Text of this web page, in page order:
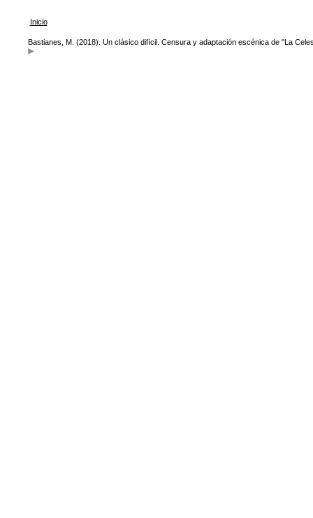
Inicio
Bastianes, M. (2018). Un clásico difícil. Censura y adaptación escénica de "La